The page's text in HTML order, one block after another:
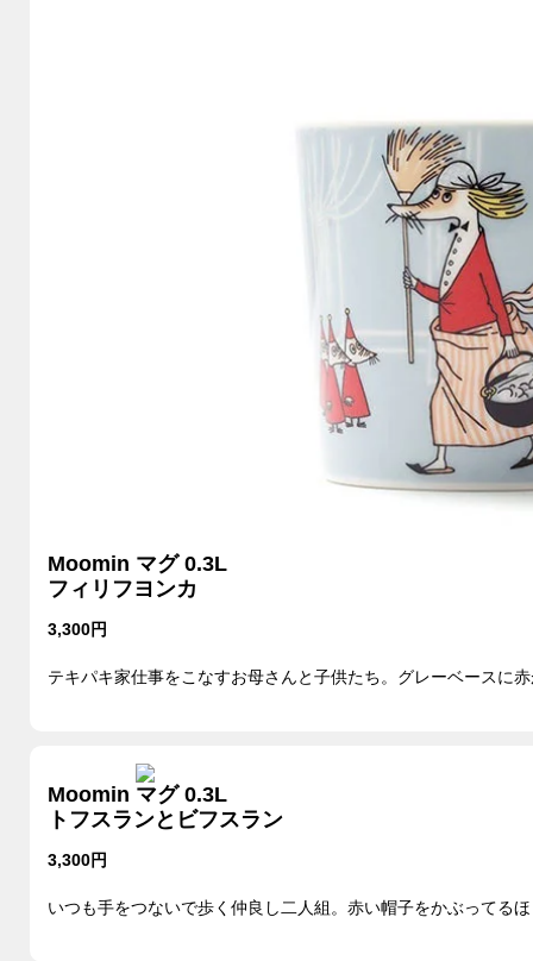
Moomin マグ 0.3L
フィリフヨンカ
3,300円
テキパキ家仕事をこなすお母さんと子供たち。グレーベースに
Moomin マグ 0.3L
トフスランとビフスラン
3,300円
いつも手をつないで歩く仲良し二人組。赤い帽子をかぶってる